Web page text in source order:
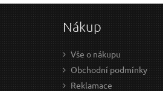
Nákup
Vše o nákupu
Obchodní podmínky
Reklamace